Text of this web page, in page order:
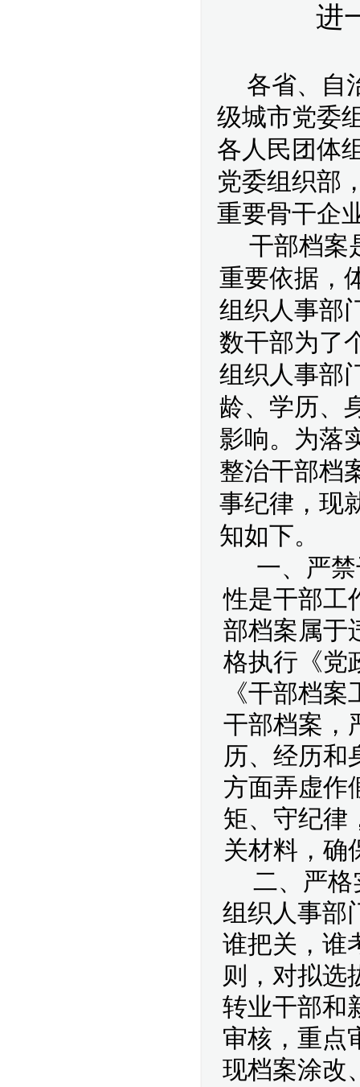
进
各省、自
级城市党委
各人民团体
党委组织部
重要骨干企
干部档案
重要依据，
组织人事部
数干部为了
组织人事部
龄、学历、
影响。为落
整治干部档
事纪律，现
知如下。
一、严
性是干部工
部档案属于
格执行《党
《干部档
干部档案，
历、经历和
方面弄虚作
矩、守纪律
关材料，确
二、严格
组织人事部
谁把关，谁
则，对拟选
转业干部和
审核，重点
现档案涂改